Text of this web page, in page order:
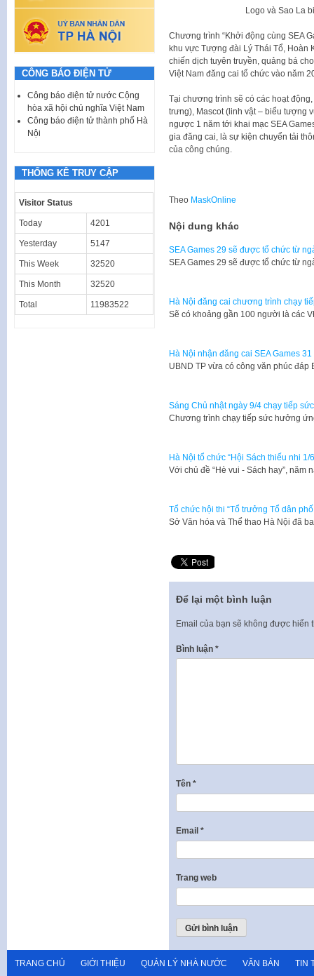
Logo và Sao La
Chương trình “Khởi động cùng SEA
khu vực Tượng đài Lý Thái Tổ, Hoàn
chiến dịch tuyên truyền, quảng bá
Việt Nam đăng cai tổ chức vào năm
Tại chương trình sẽ có các hoạt
trưng), Mascot (linh vật – biểu tượng
ngược 1 năm tới khai mạc SEA
gia đăng cai, là sự kiện chuyển tải
của công chúng.
Theo MaskOnline
Nội dung khác
SEA Games 29 sẽ được tổ chức từ
SEA Games 29 sẽ được tổ chức từ
Hà Nội đăng cai chương trình chạy
Sẽ có khoảng gần 100 người là các
Hà Nội nhận đăng cai SEA Games 31
UBND TP vừa có công văn phúc
Sáng Chủ nhật ngày 9/4 chạy tiếp
Chương trình chạy tiếp sức hưởng
Hà Nội tổ chức “Hội Sách thiếu nhi 1/
Với chủ đề “Hè vui - Sách hay”, năm
Tổ chức hội thi “Tổ trưởng Tổ dân
Sở Văn hóa và Thể thao Hà Nội đã
Để lại một bình luận
Email của bạn sẽ không được hiển
Bình luận *
Tên *
Email *
Trang web
CÔNG BÁO ĐIỆN TỬ
Công báo điện tử nước Cộng
hòa xã hội chủ nghĩa Việt Nam
Công báo điện tử thành phố Hà
Nội
THỐNG KÊ TRUY CẬP
Visitor Status
Today 4201
Yesterday 5147
This Week 32520
This Month 32520
Total 11983522
TRANG CHỦ GIỚI THIỆU QUẢN LÝ NHÀ NƯỚC VĂN BẢN TIN